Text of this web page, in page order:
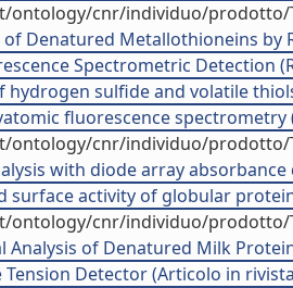
ontology/cnr/individuo/prodotto/
Denatured Metallothioneins by
Spectrometric Detection
hydrogen sulfide and volatile
fluorescence
ontology/cnr/individuo/prodotto/
with diode array
surface activity of globular
ontology/cnr/individuo/prodotto/
Analysis of Denatured Milk
Tension Detector (Articolo in